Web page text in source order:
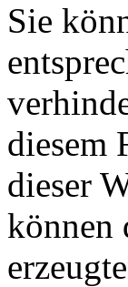
Sie
diesem
dieser
können